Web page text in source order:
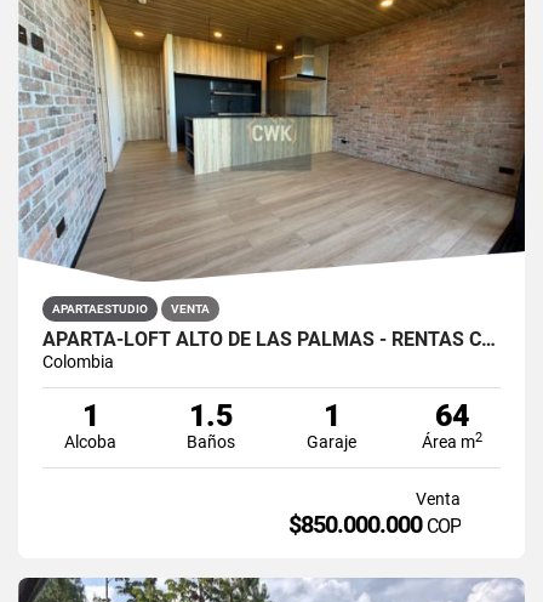
APARTAESTUDIO VENTA
APARTA-LOFT ALTO DE LAS PALMAS - RENTAS CORTAS
Colombia
1
Alcoba
1.5
Baños
1
Garaje
64
Área m2
Venta
$850.000.000 COP